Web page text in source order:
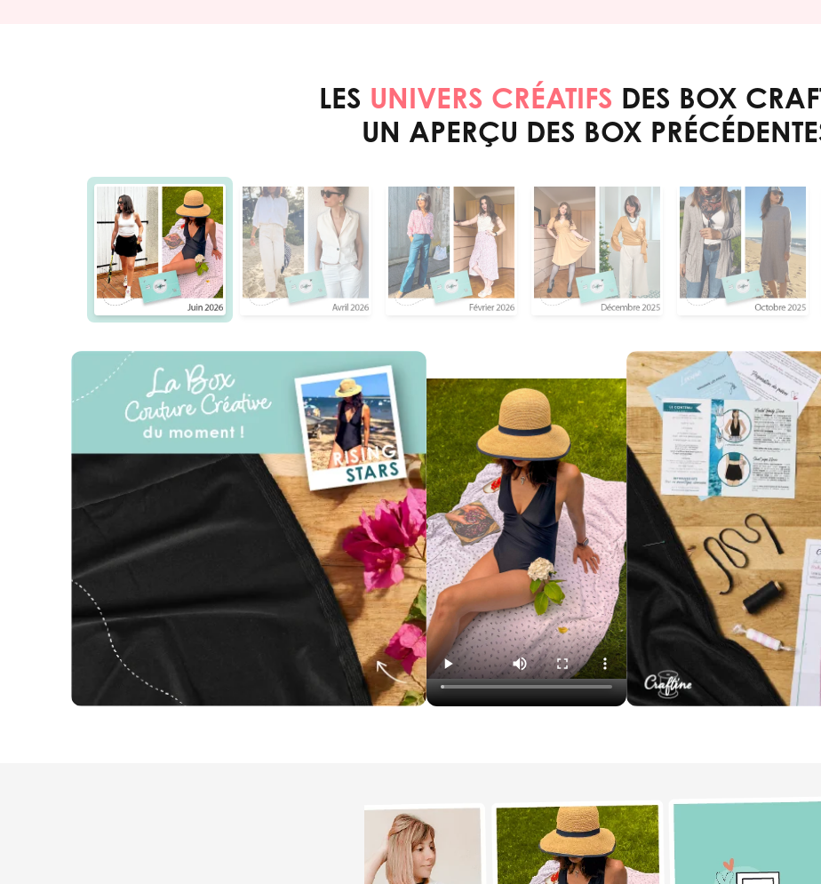
LES UNIVERS CRÉATIFS DES BOX
UN APERÇU DES BOX